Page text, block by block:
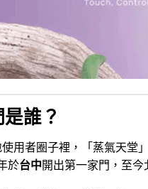
誰？
用者圈子裡，「蒸氣天堂
於台中開出第一家門，至